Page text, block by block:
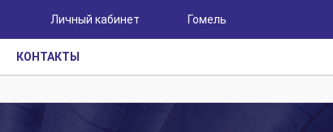
Личный кабинет Гомель
КОНТАКТЫ